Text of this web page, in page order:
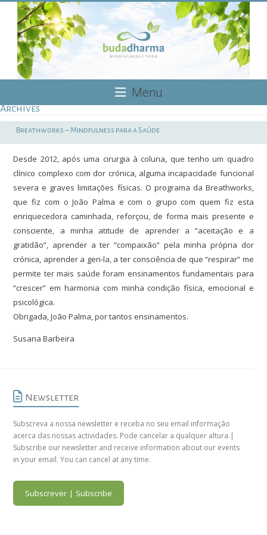
content
Mindfulness
Menu
Archives
Breathworks – Mindfulness para a Saúde
Desde 2012, após uma cirurgia à coluna, que tenho um quadro
clínico complexo com dor crónica, alguma incapacidade funcional
severa e graves limitações físicas. O programa da Breathworks,
que fiz com o João Palma e com o grupo com quem fiz esta
enriquecedora caminhada, reforçou, de forma mais presente e
consciente, a minha atitude de aprender a “aceitação e a
gratidão”, aprender a ter “compaixão” pela minha própria dor
crónica, aprender a geri-la, a ter consciência de que “respirar” me
permite ter mais saúde foram ensinamentos fundamentais para
“crescer” em harmonia com minha condição física, emocional e
psicológica.
Obrigada, João Palma, por tantos ensinamentos.
Susana Barbeira
Newsletter
Subscreva a nossa newsletter e receba no seu email informação
acerca das nossas actividades. Pode cancelar a qualquer altura.|
Subscribe our newsletter and receive information about our events
in your email. You can cancel at any time.
Subscrever | Subscribe